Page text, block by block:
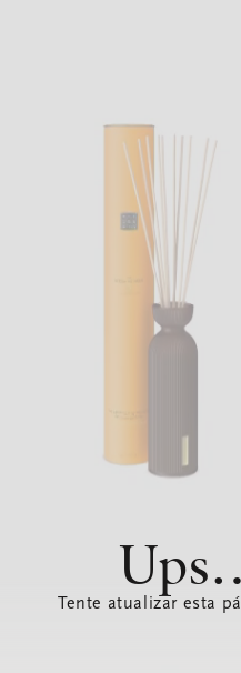
Tente atualizar esta